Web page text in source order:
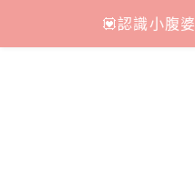
content
💟認識小腹婆